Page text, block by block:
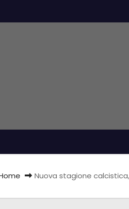
Nuova stagione